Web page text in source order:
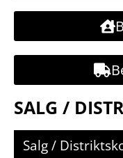
SALG /
Salg /